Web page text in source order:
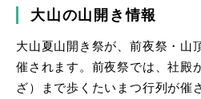
大山の山開き情報
大山夏山開き祭が、前夜祭・山
催されます。前夜祭では、社殿
ざ）まで歩くたいまつ行列が催